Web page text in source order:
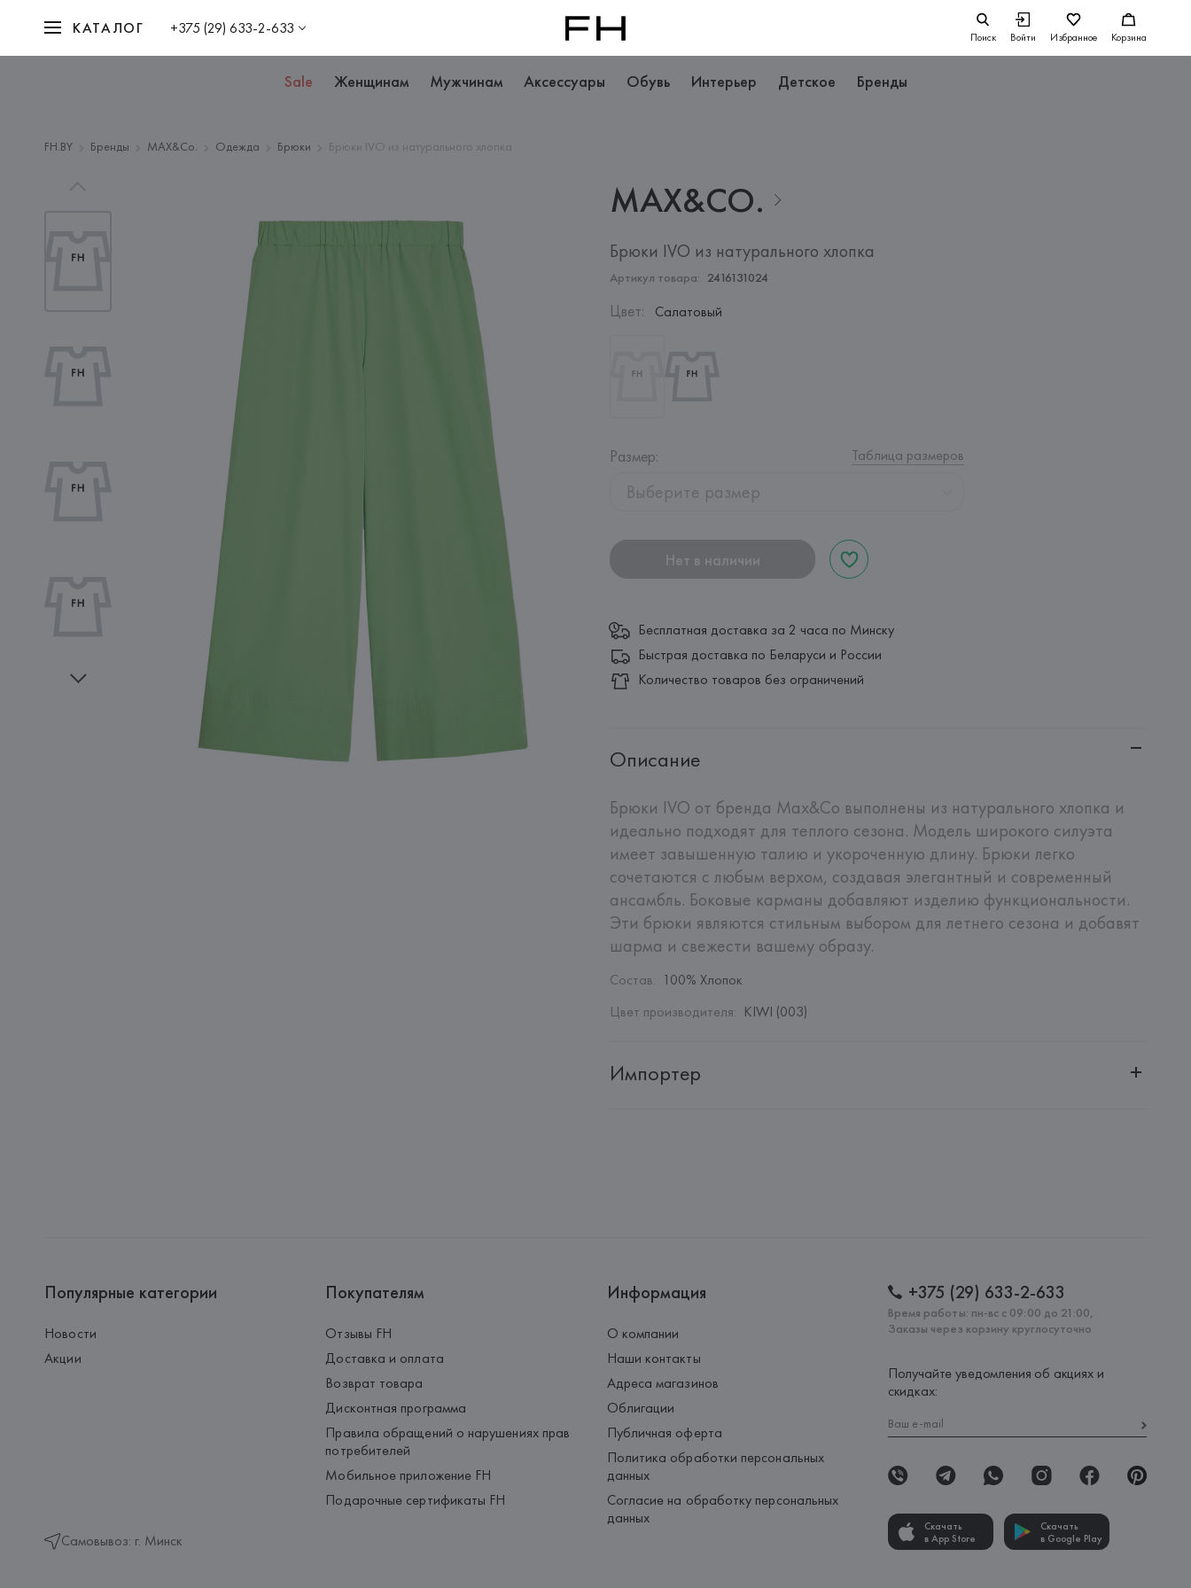
КАТАЛОГ +375 (29) 633-2-633 Поиск Войти Избранное Корзина
Sale Женщинам Мужчинам Аксессуары Обувь Интерьер Детское Бренды
FH.BY Бренды MAX&Co. Одежда Брюки Брюки IVO из натурального хлопка
MAX&CO.
Брюки IVO из натурального хлопка
Артикул товара: 2416131024
Цвет: Салатовый
Размер: Таблица размеров
Выберите размер
Нет в наличии
Бесплатная доставка за 2 часа по Минску
Быстрая доставка по Беларуси и России
Количество товаров без ограничений
Описание
Брюки IVO от бренда Max&Co выполнены из натурального хлопка и
идеально подходят для теплого сезона. Модель широкого силуэта
имеет завышенную талию и укороченную длину. Брюки легко
сочетаются с любым верхом, создавая элегантный и современный
ансамбль. Боковые карманы добавляют изделию функциональности.
Эти брюки являются стильным выбором для летнего сезона и добавят
шарма и свежести вашему образу.
Состав: 100% Хлопок
Цвет производителя: KIWI (003)
Импортер
Популярные категории
Новости
Акции
Самовывоз: г. Минск
Покупателям
Отзывы FH
Доставка и оплата
Возврат товара
Дисконтная программа
Правила обращений о нарушениях прав
потребителей
Мобильное приложение FH
Подарочные сертификаты FH
Информация
О компании
Наши контакты
Адреса магазинов
Облигации
Публичная оферта
Политика обработки персональных
данных
Согласие на обработку персональных
данных
+375 (29) 633-2-633
Время работы: пн-вс с 09:00 до 21:00,
Заказы через корзину круглосуточно
Получайте уведомления об акциях и
скидках:
Скачать
в App Store
Скачать
в Google Play